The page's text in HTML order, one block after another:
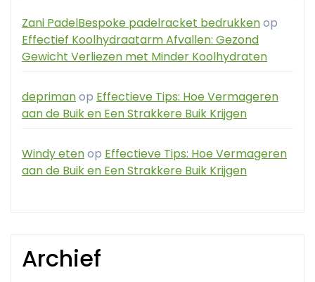
Zani PadelBespoke padelracket bedrukkenop
Effectief Koolhydraatarm Afvallen: Gezond
Gewicht Verliezen met Minder Koolhydraten
deprimanop Effectieve Tips: Hoe Vermageren
aan de Buik en Een Strakkere Buik Krijgen
Windy etenop Effectieve Tips: Hoe Vermageren
aan de Buik en Een Strakkere Buik Krijgen
Archief